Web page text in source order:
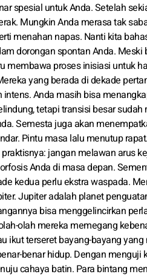
spesial untuk Anda. Setelah
Mungkin Anda merasa tak
menahan napas. Nanti kita
dorongan spontan Anda.
membawa proses inisiasi untuk
yang berada di dekade
Anda masih bisa
tetapi transisi besar
Semesta juga akan
Pintu masa lalu menutup
jangan melawan arus
Anda di masa depan.
kedua perlu ekstra waspada.
Jupiter adalah planet
bisa menggelincirkan
olah mereka memegang
ikut terseret bayang-bayang
benar hidup. Dengan
cahaya batin. Para bintang